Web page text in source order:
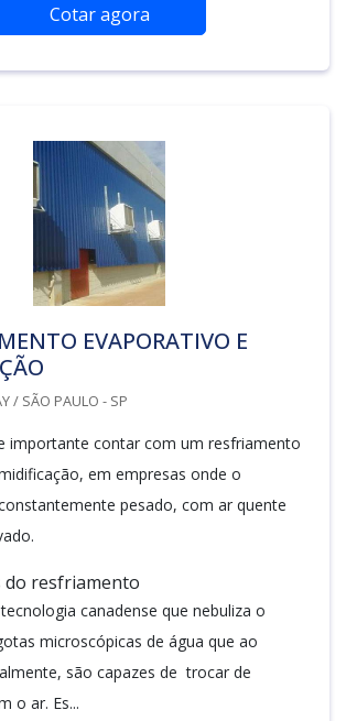
Cotar agora
EVAPORATIVO E
/ SÃO PAULO - SP
importante contar com um resfriamento
em empresas onde o
pesado, com ar quente
do resfriamento
canadense que nebuliza o
microscópicas de água que ao
são capazes de trocar de
o ar. Es...